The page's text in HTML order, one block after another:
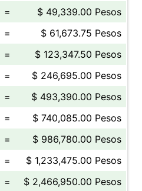
=
$ 49,339.00 Pesos
=
$ 61,673.75 Pesos
=
$ 123,347.50 Pesos
=
$ 246,695.00 Pesos
=
$ 493,390.00 Pesos
=
$ 740,085.00 Pesos
=
$ 986,780.00 Pesos
=
$ 1,233,475.00 Pesos
=
$ 2,466,950.00 Pesos